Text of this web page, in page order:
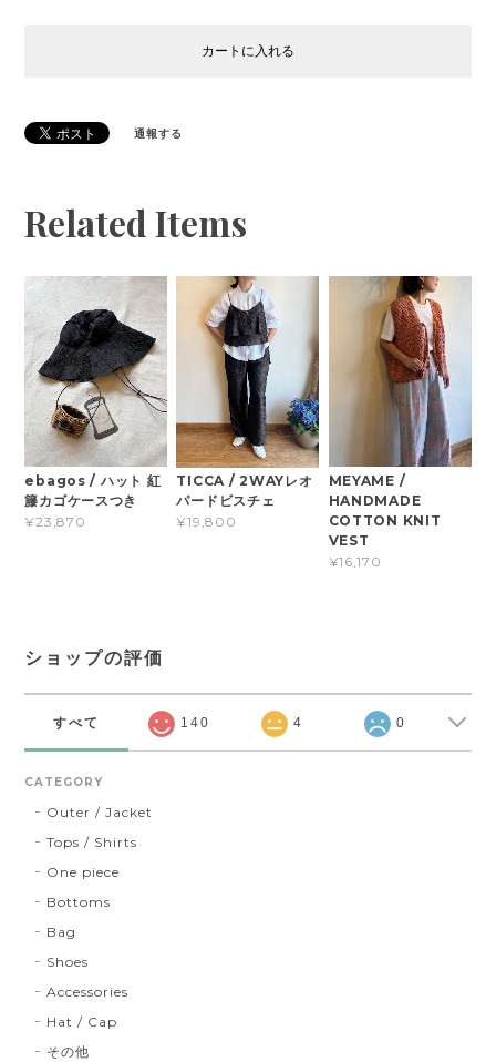
カートに入れる
通報する
Related Items
ebagos / ハット 紅
籐カゴケースつき
¥23,870
TICCA / 2WAYレオ
パードビスチェ
¥19,800
MEYAME /
HANDMADE
COTTON KNIT
VEST
¥16,170
ショップの評価
すべて 140 4 0
CATEGORY
Outer / Jacket
Tops / Shirts
One piece
Bottoms
Bag
Shoes
Accessories
Hat / Cap
その他